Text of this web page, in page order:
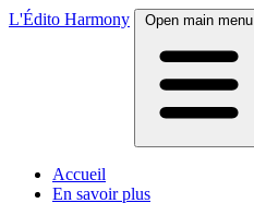
L'Édito Harmony Open main menu
Accueil
En savoir plus